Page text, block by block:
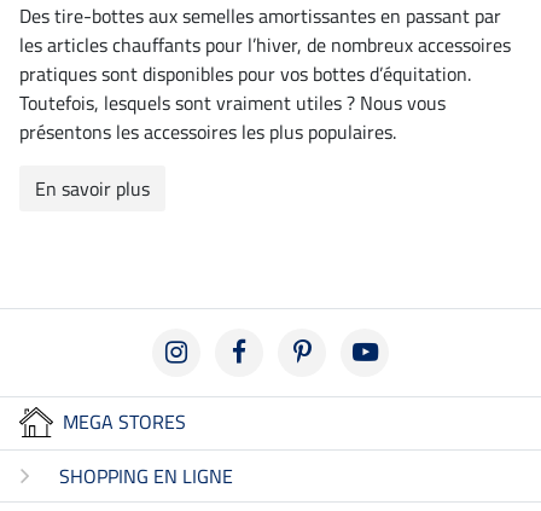
Des tire-bottes aux semelles amortissantes en passant par
les articles chauffants pour l’hiver, de nombreux accessoires
pratiques sont disponibles pour vos bottes d’équitation.
Toutefois, lesquels sont vraiment utiles ? Nous vous
présentons les accessoires les plus populaires.
En savoir plus
MEGA STORES
SHOPPING EN LIGNE